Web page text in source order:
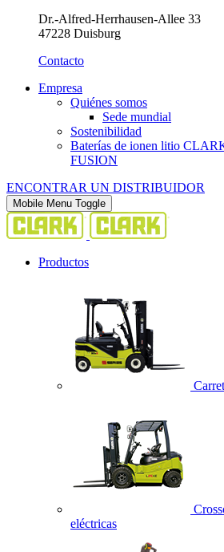
Dr.-Alfred-Herrhausen-Allee 33
47228 Duisburg
Contacto
Empresa
Quiénes somos
Sede mundial
Sostenibilidad
Baterías de ionen litio
FUSION
ENCONTRAR UN DISTRIBUIDOR
Mobile Menu Toggle
Productos
eléctricas